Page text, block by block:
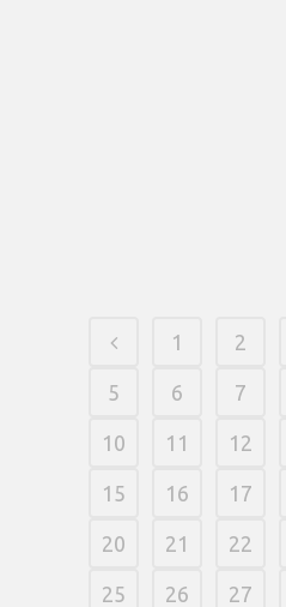
1 2
5 6 7
10 11 12
15 16 17
20 21 22
25 26 27